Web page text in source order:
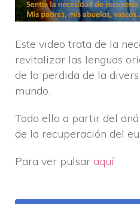
Este video trata de la
revitalizar las lenguas
de la perdida de la
mundo.
Todo ello a partir del
de la recuperación del
Para ver pulsar aquí